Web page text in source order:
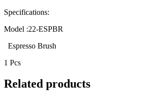
Specifications:
Model :22-ESPBR
Espresso Brush
1 Pcs
Related products